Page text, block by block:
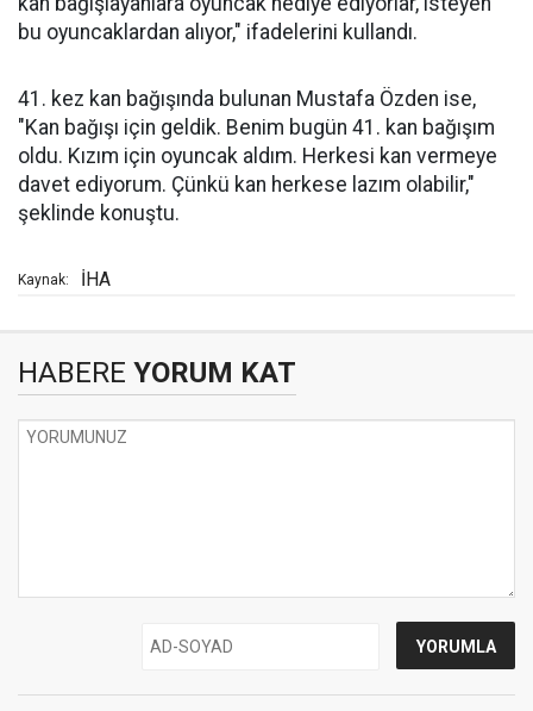
bu oyuncaklardan alıyor," ifadelerini kullandı.
41. kez kan bağışında bulunan Mustafa Özden ise,
"Kan bağışı için geldik. Benim bugün 41. kan bağışım
oldu. Kızım için oyuncak aldım. Herkesi kan vermeye
davet ediyorum. Çünkü kan herkese lazım olabilir,"
şeklinde konuştu.
Kaynak: İHA
HABERE YORUM KAT